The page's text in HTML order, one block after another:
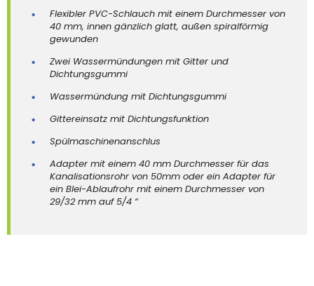
Flexibler PVC-Schlauch mit einem Durchmesser von
40 mm, innen gänzlich glatt, außen spiralförmig
gewunden
Zwei Wassermündungen mit Gitter und
Dichtungsgummi
Wassermündung mit Dichtungsgummi
Gittereinsatz mit Dichtungsfunktion
Spülmaschinenanschlus
Adapter mit einem 40 mm Durchmesser für das
Kanalisationsrohr von 50mm oder ein Adapter für
ein Blei-Ablaufrohr mit einem Durchmesser von
29/32 mm auf 5/4 “